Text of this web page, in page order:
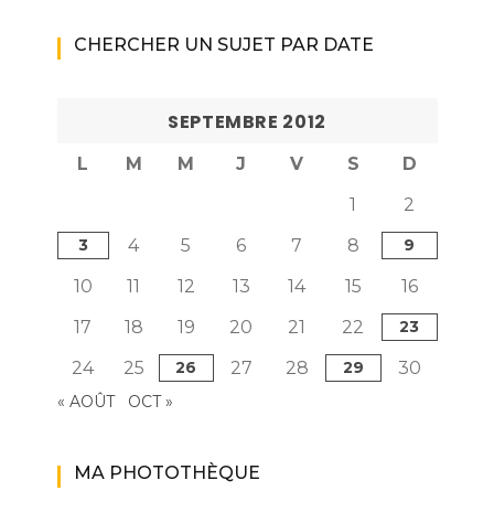
CHERCHER UN SUJET PAR DATE
SEPTEMBRE 2012
L M M J V S
D
1
2
3 4 5 6 7 8 9
10 11 12 13 14 15
16
17
18 19 20 21 22 23
24 25 26 27 28 29 30
« AOÛT OCT »
MA PHOTOTHÈQUE